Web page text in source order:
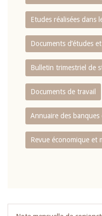
Etudes réalisées dans
Documents d’études
Bulletin trimestriel de
Documents de travail
Annuaire des
Revue économique et